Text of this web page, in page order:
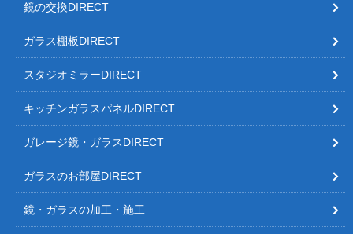
鏡の交換DIRECT
ガラス棚板DIRECT
スタジオミラーDIRECT
キッチンガラスパネルDIRECT
ガレージ鏡・ガラスDIRECT
ガラスのお部屋DIRECT
鏡・ガラスの加工・施工